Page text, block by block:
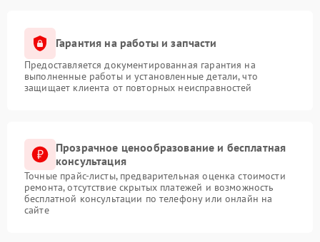
Гарантия на работы и запчасти
Предоставляется документированная гарантия на
выполненные работы и установленные детали, что
защищает клиента от повторных неисправностей
Прозрачное ценообразование и бесплатная
консультация
Точные прайс-листы, предварительная оценка стоимости
ремонта, отсутствие скрытых платежей и возможность
бесплатной консультации по телефону или онлайн на
сайте